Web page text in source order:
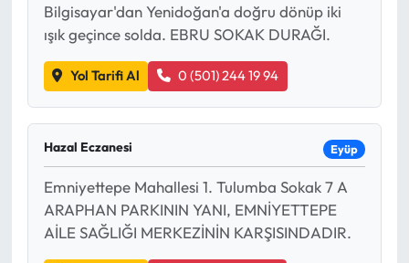
Bilgisayar'dan Yenidoğan'a doğru dönüp iki
ışık geçince solda. EBRU SOKAK DURAĞI.
Yol Tarifi Al 0 (501) 244 19 94
Hazal Eczanesi Eyüp
Emniyettepe Mahallesi 1. Tulumba Sokak 7 A
ARAPHAN PARKININ YANI, EMNİYETTEPE
AİLE SAĞLIĞI MERKEZİNİN KARŞISINDADIR.